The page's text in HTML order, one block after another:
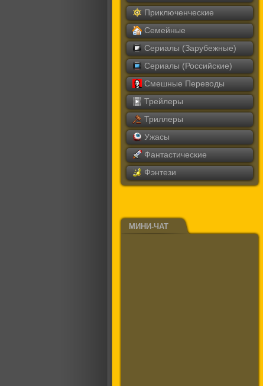
Приключенческие
Семейные
Сериалы (Зарубежные)
Сериалы (Российские)
Смешные Переводы
Трейлеры
Триллеры
Ужасы
Фантастические
Фэнтези
МИНИ-ЧАТ